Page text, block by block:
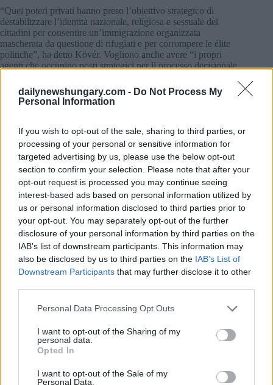
dailynewshungary.com - Do Not Process My
Personal Information
If you wish to opt-out of the sale, sharing to third parties, or
processing of your personal or sensitive information for
targeted advertising by us, please use the below opt-out
section to confirm your selection. Please note that after your
opt-out request is processed you may continue seeing
interest-based ads based on personal information utilized by
us or personal information disclosed to third parties prior to
your opt-out. You may separately opt-out of the further
disclosure of your personal information by third parties on the
IAB’s list of downstream participants. This information may
also be disclosed by us to third parties on the IAB’s List of
Downstream Participants that may further disclose it to other
Please note that this website/app uses one or more Google
not limited to your visit or usage behaviour. You may click to
grant or deny consent to Google and its third-party tags to
use your data for below specified purposes in below Google
consent section.
Personal Data Processing Opt Outs
I want to opt-out of the Sharing of my
personal data.
Opted In
I want to opt-out of the Sale of my
Personal Data.
“Quei poteri privati hanno preso l’obiettivo strategico di
destabilizzare l’identità nazionale, religiosa e sessuale dei
cittadini per consentire un’immigrazione organizzata
mascherata da questione di rifugiati e per corrompere le élite
politiche”, ha detto Kövér. Vogliono anche avere “i propri
agenti che occupino posti strategici per il processo decisionale
detto”.
affermato.
anniversario #commemorazione #oratore
ungheria
Leave a Reply
Your email address will not be published. Required fields are marked
Name*
Website
Add Comment*